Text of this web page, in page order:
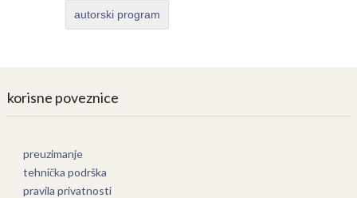
autorski program
korisne poveznice
preuzimanje
tehnička podrška
pravila privatnosti